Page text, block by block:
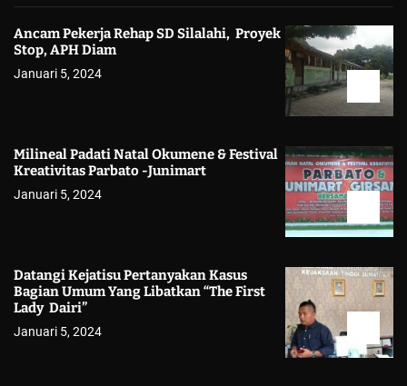
Ancam Pekerja Rehap SD Silalahi, Proyek
Stop, APH Diam
Januari 5, 2024
Milineal Padati Natal Okumene & Festival
Kreativitas Parbato -Junimart
Januari 5, 2024
Datangi Kejatisu Pertanyakan Kasus
Bagian Umum Yang Libatkan “The First
Lady Dairi”
Januari 5, 2024